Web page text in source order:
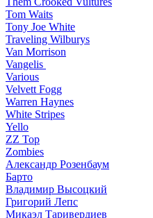
Tom Waits
Tony Joe White
Traveling Wilburys
Van Morrison
Vangelis
Various
Velvett Fogg
Warren Haynes
White Stripes
Yello
ZZ Top
Zombies
Александр Розенбаум
Барто
Владимир Высоцкий
Григорий Лепс
Микаэл Таривердиев